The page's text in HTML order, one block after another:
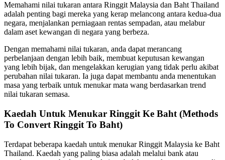
Memahami nilai tukaran antara Ringgit Malaysia dan Baht Thailand
adalah penting bagi mereka yang kerap melancong antara kedua-dua
negara, menjalankan perniagaan rentas sempadan, atau melabur
dalam aset kewangan di negara yang berbeza.
Dengan memahami nilai tukaran, anda dapat merancang
perbelanjaan dengan lebih baik, membuat keputusan kewangan
yang lebih bijak, dan mengelakkan kerugian yang tidak perlu akibat
perubahan nilai tukaran. Ia juga dapat membantu anda menentukan
masa yang terbaik untuk menukar mata wang berdasarkan trend
nilai tukaran semasa.
Kaedah Untuk Menukar Ringgit Ke Baht (Methods
To Convert Ringgit To Baht)
Terdapat beberapa kaedah untuk menukar Ringgit Malaysia ke Baht
Thailand. Kaedah yang paling biasa adalah melalui bank atau